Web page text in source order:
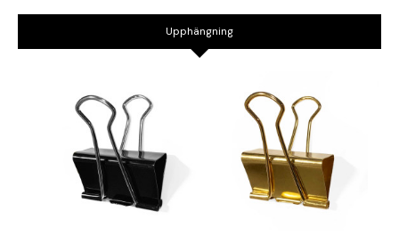
Upphängning